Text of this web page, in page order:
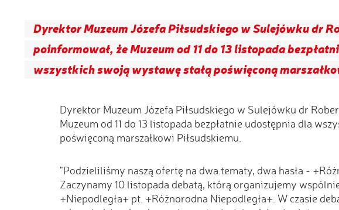
Dyrektor Muzeum Józefa Piłsudskiego w Sulejówku dr
poinformował, że Muzeum od 11 do 13 listopada
wszystkich swoją wystawę stałą poświęconą
Dyrektor Muzeum Józefa Piłsudskiego w Sulejówku dr
Muzeum od 11 do 13 listopada bezpłatnie udostępnia dla
poświęconą marszałkowi Piłsudskiemu.
"Podzieliliśmy naszą ofertę na dwa tematy, dwa hasła -
Zaczynamy 10 listopada debatą, którą organizujemy
+Niepodległa+ pt. +Różnorodna Niepodległa+. W czasie